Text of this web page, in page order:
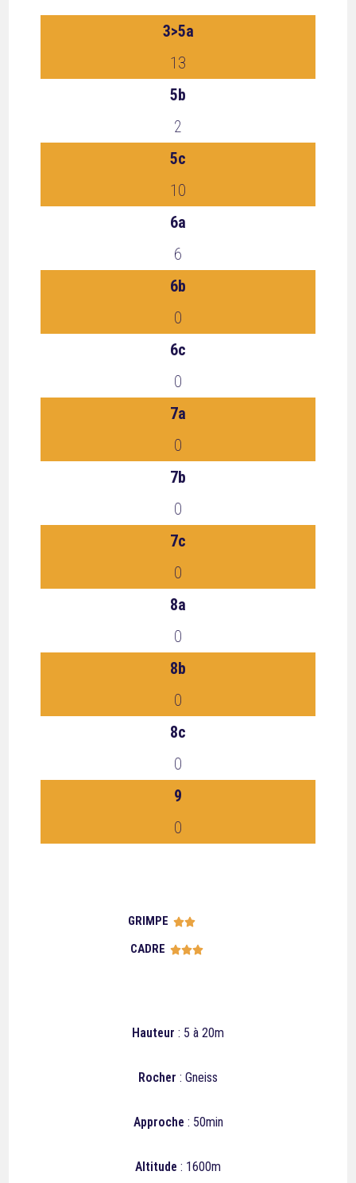
3>5a
13
5b
2
5c
10
6a
6
6b
0
6c
0
7a
0
7b
0
7c
0
8a
0
8b
0
8c
0
9
0
GRIMPE 
CADRE 
Hauteur : 5 à 20m
Rocher : Gneiss
Approche : 50min
Altitude : 1600m